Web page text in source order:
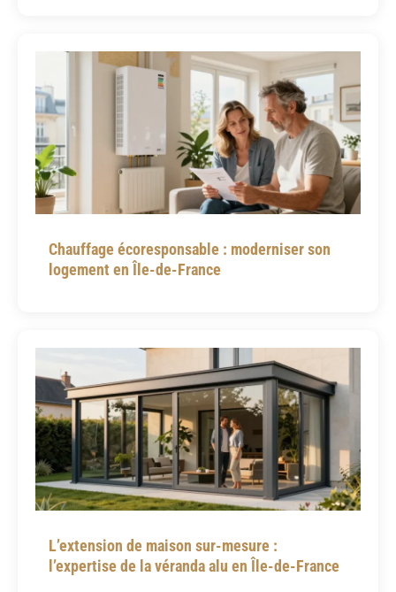
Chauffage écoresponsable : moderniser son
logement en Île-de-France
L’extension de maison sur-mesure :
l’expertise de la véranda alu en Île-de-France